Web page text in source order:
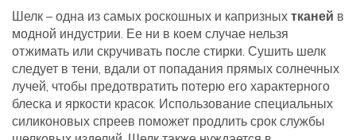
Шелк – одна из самых роскошных и капризных тканей в
модной индустрии. Ее ни в коем случае нельзя
отжимать или скручивать после стирки. Сушить шелк
следует в тени, вдали от попадания прямых солнечных
лучей, чтобы предотвратить потерю его характерного
блеска и яркости красок. Использование специальных
силиконовых спреев поможет продлить срок службы